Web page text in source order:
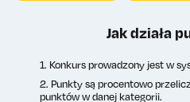
Jak działa
1. Konkurs prowadzony jest w
2. Punkty są procentowo
punktów w danej kategorii.